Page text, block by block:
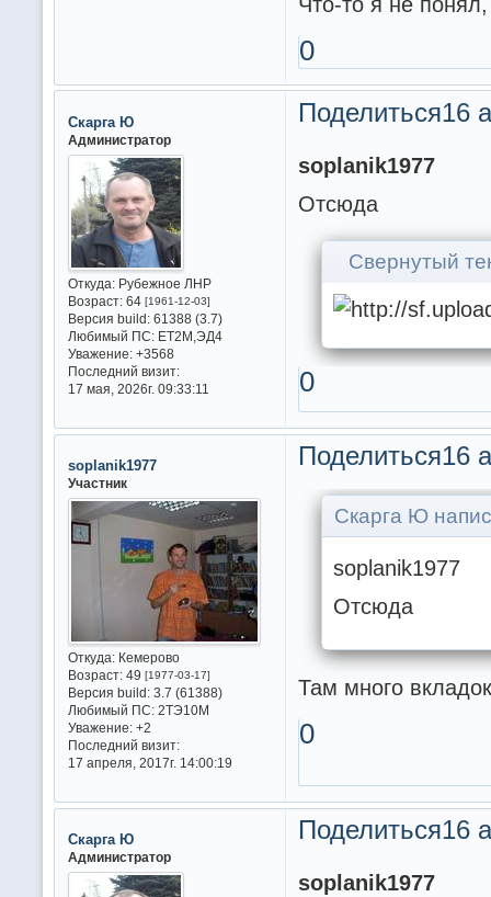
0
Поделиться16
Скарга Ю
Администратор
Откуда:Рубежное ЛНР
Возраст:64 [1961-12-03]
Версия build:61388 (3.7)
Любимый ПС:ET2M,ЭД4
Уважение: +3568
Последний визит:
17 мая, 2026г. 09:33:11
soplanik1977
Отсюда
Свернутый
0
Поделиться16
soplanik1977
Участник
Откуда:Кемерово
Возраст:49 [1977-03-17]
Версия build:3.7 (61388)
Любимый ПС:2ТЭ10М
Уважение: +2
Последний визит:
17 апреля, 2017г. 14:00:19
Скарга Ю
soplanik1977
Отсюда
Там много
0
Поделиться16
Скарга Ю
Администратор
soplanik1977